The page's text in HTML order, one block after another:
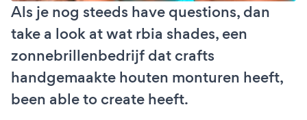
Als je nog steeds have questions, dan
take a look at wat rbia shades, een
zonnebrillenbedrijf dat crafts
handgemaakte houten monturen heeft,
been able to create heeft.